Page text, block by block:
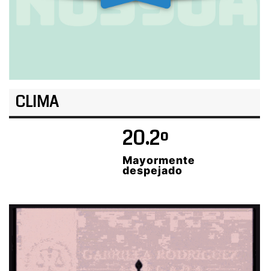
CLIMA
20.2º
Mayormente
despejado